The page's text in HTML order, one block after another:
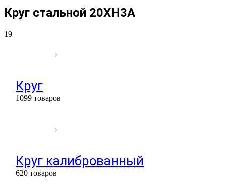
Круг стальной 20ХН3А
19
Круг
1099 товаров
Круг калиброванный
620 товаров